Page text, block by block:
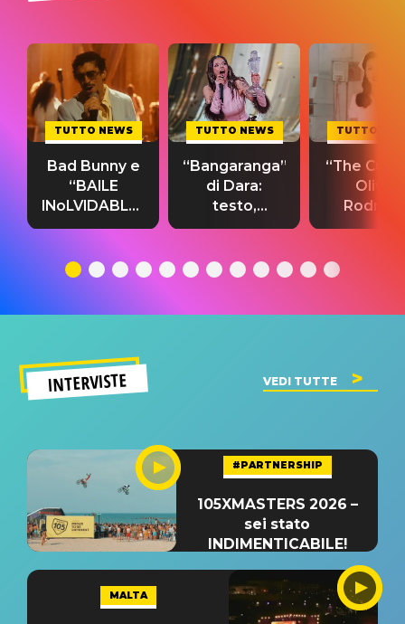
TUTTO NEWS
Bad Bunny e
“BAILE
INoLVIDABLE”:
testo,
significato
TUTTO NEWS
“Bangaranga”
di Dara:
testo,
traduzione e
del singolo
TUTTO
“The
Olivia
testo,
INTERVISTE VEDI TUTTE
#PARTNERSHIP
105XMASTERS 2026 –
sei stato
INDIMENTICABILE!
MALTA